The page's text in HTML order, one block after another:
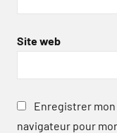
Site web
Enregistrer mon
navigateur pour